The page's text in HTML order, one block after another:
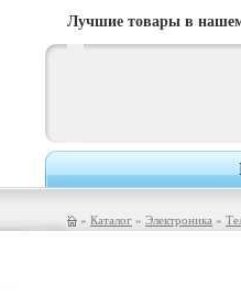
Лучшие товары в
» Каталог » Электроника »